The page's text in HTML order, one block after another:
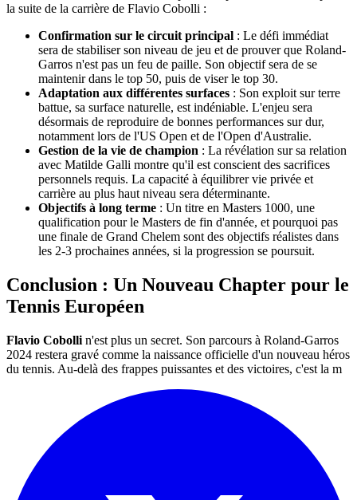
la suite de la carrière de Flavio Cobolli :
Confirmation sur le circuit principal : Le défi immédiat
sera de stabiliser son niveau de jeu et de prouver que Roland-
Garros n'est pas un feu de paille. Son objectif sera de se
maintenir dans le top 50, puis de viser le top 30.
Adaptation aux différentes surfaces : Son exploit sur terre
battue, sa surface naturelle, est indéniable. L'enjeu sera
désormais de reproduire de bonnes performances sur dur,
notamment lors de l'US Open et de l'Open d'Australie.
Gestion de la vie de champion : La révélation sur sa relation
avec Matilde Galli montre qu'il est conscient des sacrifices
personnels requis. La capacité à équilibrer vie privée et
carrière au plus haut niveau sera déterminante.
Objectifs à long terme : Un titre en Masters 1000, une
qualification pour le Masters de fin d'année, et pourquoi pas
une finale de Grand Chelem sont des objectifs réalistes dans
les 2-3 prochaines années, si la progression se poursuit.
Conclusion : Un Nouveau Chapter pour le
Tennis Européen
Flavio Cobolli n'est plus un secret. Son parcours à Roland-Garros
2024 restera gravé comme la naissance officielle d'un nouveau héros
du tennis. Au-delà des frappes puissantes et des victoires, c'est la m